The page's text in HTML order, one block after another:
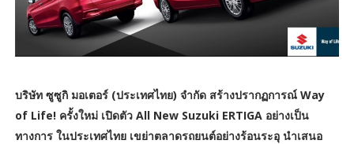
บริษัท ซูซูกิ มอเตอร์ (ประเทศไทย) จำกัด สร้างปรากฏการณ์ Way
of Life! ครั้งใหม่ เปิดตัว All New Suzuki ERTIGA อย่างเป็น
ทางการ ในประเทศไทย เขย่าตลาดรถยนต์อย่างร้อนระอุ นำเสนอ